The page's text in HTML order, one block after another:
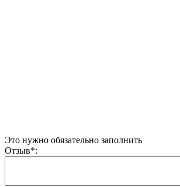
Это нужно обязательно заполнить
Отзыв*: